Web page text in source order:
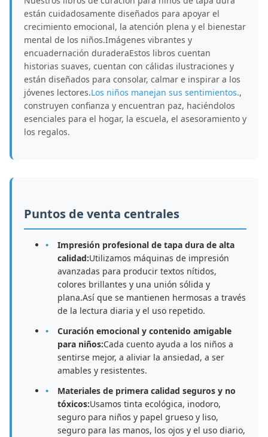
están cuidadosamente diseñados para apoyar el
crecimiento emocional, la atención plena y el bienestar
mental de los niños.Imágenes vibrantes y
encuadernación duraderaEstos libros cuentan
historias suaves, cuentan con cálidas ilustraciones y
están diseñados para consolar, calmar e inspirar a los
jóvenes lectores.Los niños manejan sus sentimientos.,
construyen confianza y encuentran paz, haciéndolos
esenciales para el hogar, la escuela, el asesoramiento y
los regalos.
Puntos de venta centrales
Impresión profesional de tapa dura de alta
calidad:Utilizamos máquinas de impresión
avanzadas para producir textos nítidos,
colores brillantes y una unión sólida y
plana.Así que se mantienen hermosas a través
de la lectura diaria y el uso repetido.
Curación emocional y contenido amigable
para niños:Cada cuento ayuda a los niños a
sentirse mejor, a aliviar la ansiedad, a ser
amables y resistentes.
Materiales de primera calidad seguros y no
tóxicos:Usamos tinta ecológica, inodoro,
seguro para niños y papel grueso y liso,
seguro para las manos, los ojos y el uso diario,